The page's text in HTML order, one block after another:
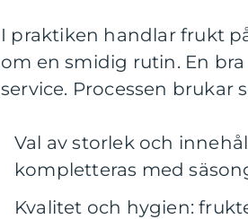
I praktiken handlar frukt
om en smidig rutin. En
service. Processen brukar
Val av storlek och
kompletteras med
Kvalitet och hygien: